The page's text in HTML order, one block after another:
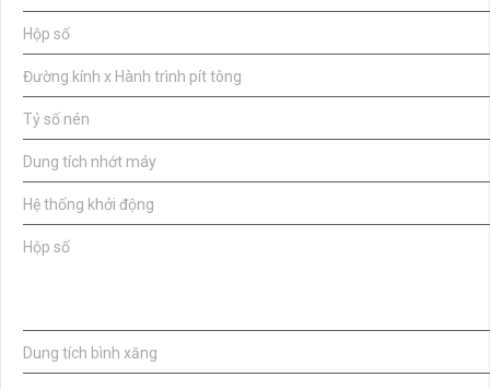
Hộp số
Đường kính x Hành trình pít tông
Tỷ số nén
Dung tích nhớt máy
Hệ thống khởi động
Hộp số
Dung tích bình xăng